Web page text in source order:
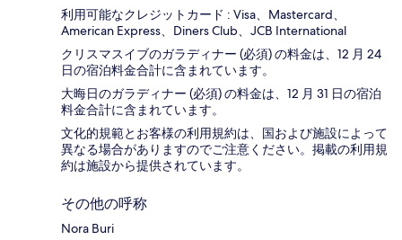
利用可能なクレジットカード : Visa、Mastercard、
American Express、Diners Club、JCB International
クリスマスイブのガラディナー (必須) の料金は、12 月 24
日の宿泊料金合計に含まれています。
大晦日のガラディナー (必須) の料金は、12 月 31 日の宿泊
料金合計に含まれています。
文化的規範とお客様の利用規約は、国および施設によって
異なる場合がありますのでご注意ください。掲載の利用規
約は施設から提供されています。
その他の呼称
Nora Buri